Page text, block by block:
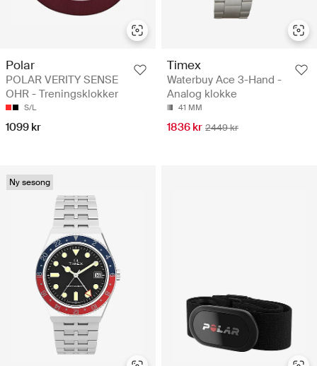
Polar
POLAR VERITY SENSE
OHR - Treningsklokker
S/L
1099 kr
Timex
Waterbuy Ace 3-Hand -
Analog klokke
41 MM
1836 kr 2449 kr
Ny sesong